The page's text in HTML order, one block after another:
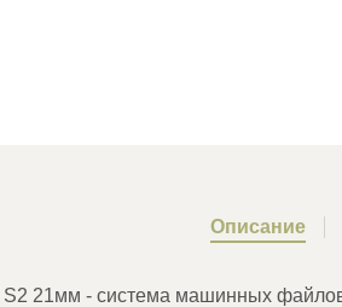
Описание
21мм - система машинных